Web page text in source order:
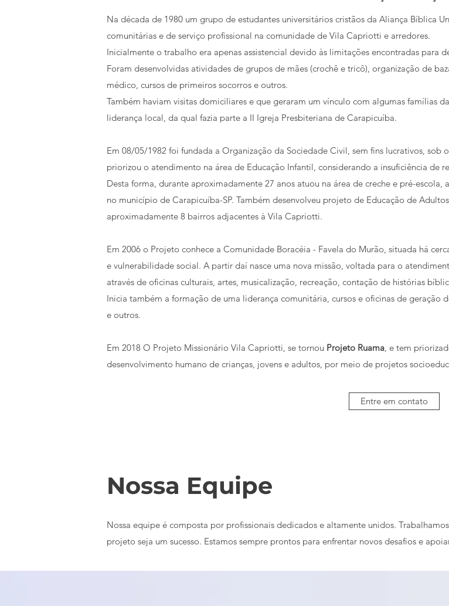
Na década de 1980 um grupo de estudantes universitários cristãos da Aliança Bíblica
comunitárias e de serviço profissional na comunidade de Vila Capriotti e arredores.
Inicialmente o trabalho era apenas assistencial devido às limitações encontradas para
Foram desenvolvidas atividades de grupos de mães (crochê e tricô), organização de
médico, cursos de primeiros socorros e outros.
Também haviam visitas domiciliares e que geraram um vínculo com algumas famílias
liderança local, da qual fazia parte a II Igreja Presbiteriana de Carapicuíba.
Em 08/05/1982 foi fundada a Organização da Sociedade Civil, sem fins lucrativos,
priorizou o atendimento na área de Educação Infantil, considerando a insuficiência de
Desta forma, durante aproximadamente 27 anos atuou na área de creche e pré-escola,
no município de Carapicuíba-SP. Também desenvolveu projeto de Educação de
aproximadamente 8 bairros adjacentes à Vila Capriotti.
Em 2006 o Projeto conhece a Comunidade Boracéia - Favela do Murão, situada há
e vulnerabilidade social. A partir daí nasce uma nova missão, voltada para o
através de oficinas culturais, artes, musicalização, recreação, contação de histórias
Inicia também a formação de uma liderança comunitária, cursos e oficinas de geração
e outros.
Em 2018 O Projeto Missionário Vila Capriotti, se tornou Projeto Ruama, e tem
desenvolvimento humano de crianças, jovens e adultos, por meio de projetos
Entre em contato
Nossa Equipe
Nossa equipe é composta por profissionais dedicados e altamente unidos.
projeto seja um sucesso. Estamos sempre prontos para enfrentar novos desafios e